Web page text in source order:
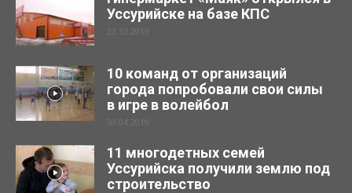
Уссурийске на базе КПС
23.12.2019
10 команд от организаций
города попробовали свои силы
в игре в волейбол
30.04.2019
11 многодетных семей
Уссурийска получили землю под
строительство